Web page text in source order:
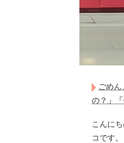
ごめ
の？」
こんに
コです。